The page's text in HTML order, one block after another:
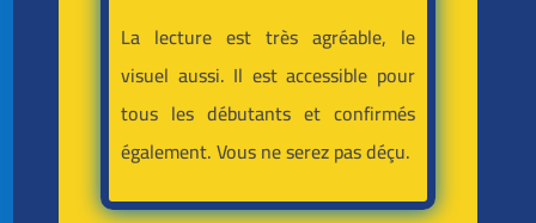
La lecture est très agréable, le
visuel aussi. Il est accessible pour
tous les débutants et confirmés
également. Vous ne serez pas déçu.